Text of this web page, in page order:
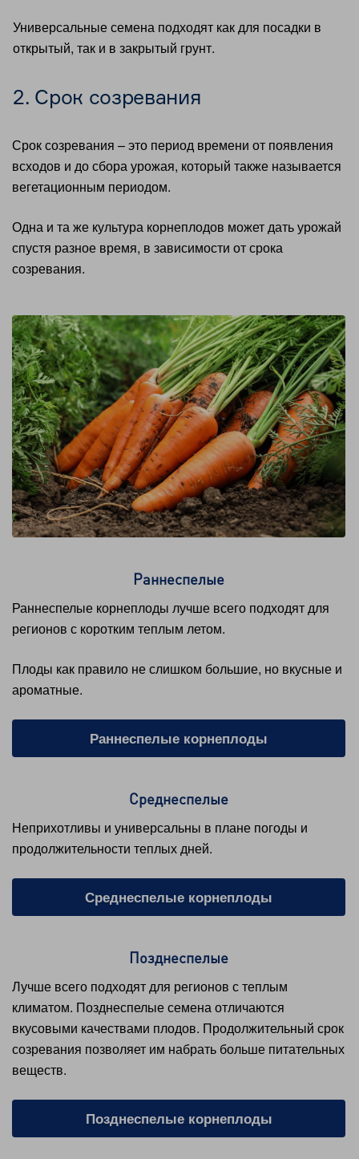
Универсальные семена подходят как для посадки в
открытый, так и в закрытый грунт.
2. Срок созревания
Срок созревания – это период времени от появления
всходов и до сбора урожая, который также называется
вегетационным периодом.
Одна и та же культура корнеплодов может дать урожай
спустя разное время, в зависимости от срока
созревания.
Раннеспелые
Раннеспелые корнеплоды лучше всего подходят для
регионов с коротким теплым летом.
Плоды как правило не слишком большие, но вкусные и
ароматные.
Раннеспелые корнеплоды
Среднеспелые
Неприхотливы и универсальны в плане погоды и
продолжительности теплых дней.
Среднеспелые корнеплоды
Позднеспелые
Лучше всего подходят для регионов с теплым
климатом. Позднеспелые семена отличаются
вкусовыми качествами плодов. Продолжительный срок
созревания позволяет им набрать больше питательных
веществ.
Позднеспелые корнеплоды